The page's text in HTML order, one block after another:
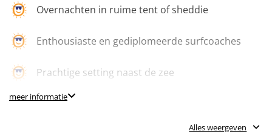
Overnachten in ruime tent of sheddie
Enthousiaste en gediplomeerde surfcoaches
Prachtige setting naast de zee
Halfpension optioneel
meer informatie
Alles weergeven